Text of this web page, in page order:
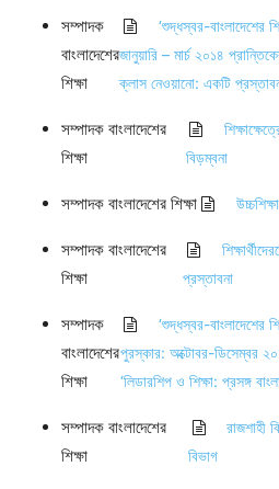
সম্পাদক
বাংলাদেশের
শিক্ষা
‘শুদ্ধস্বর-বাংলাদেশের
জানুয়ারি – মার্চ ২০১৪
ক্লাস নেওয়ানো: একটি
সম্পাদক বাংলাদেশের
শিক্ষা
বিড়ম্বনা
সম্পাদক বাংলাদেশের শিক্ষা
সম্পাদক বাংলাদেশের
শিক্ষা
প্রস্তাবনা
সম্পাদক
বাংলাদেশের
শিক্ষা
‘শুদ্ধস্বর-বাংলাদেশের
পুরস্কার: অক্টোবর-ডিসেম্বর
‘লিডারশিপ ও শিক্ষা: প্রসঙ্গ
সম্পাদক বাংলাদেশের
শিক্ষা
রাজশাহী
বিভাগ